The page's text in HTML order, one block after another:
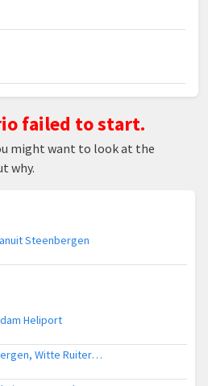
failed to start.
might want to look at the
why.
Steenbergen
Heliport
Lifeliner 2 naar Steenbergen, Witte Ruiterweg